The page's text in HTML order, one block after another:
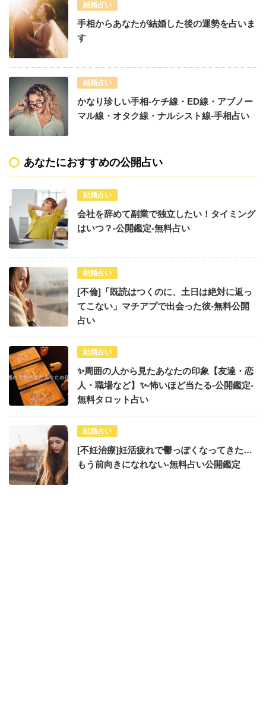
結婚占い
手相からあなたが結婚した後の運勢を占いま
す
結婚占い
かなり珍しい手相-ケチ線・ED線・アブノー
マル線・オタク線・ナルシスト線-手相占い
あなたにおすすめの公開占い
結婚占い
会社を辞めて副業で独立したい！タイミング
はいつ？-公開鑑定-無料占い
結婚占い
[不倫]「既読はつくのに、土日は絶対に返っ
てこない」マチアプで出会った彼-無料公開
占い
結婚占い
✨周囲の人から見たあなたの印象【友達・恋
人・職場など】✨-怖いほど当たる-公開鑑定-
無料タロット占い
結婚占い
[不妊治療]妊活疲れで鬱っぽくなってきた…
もう前向きになれない-無料占い公開鑑定